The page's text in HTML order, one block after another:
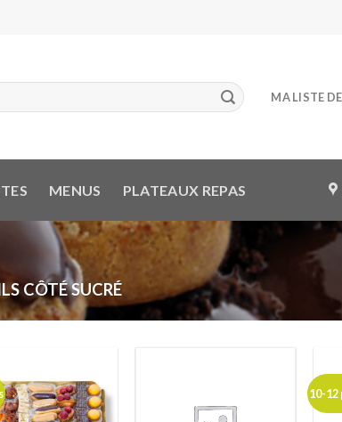
MA LISTE
MENUS PLATEAUX REPAS
CÔTÉ SUCRÉ
Ajouter
à ma
10-12